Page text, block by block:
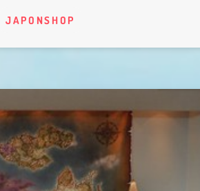
JAPONSHOP